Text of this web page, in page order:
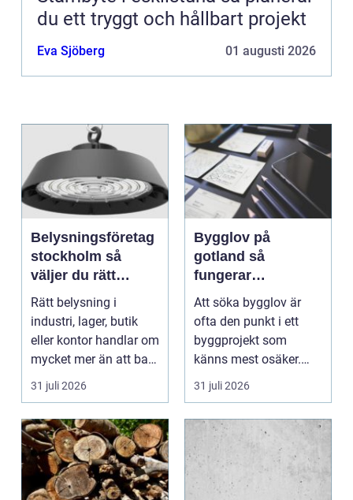
du ett tryggt och hållbart projekt
Eva Sjöberg 01 augusti 2026
Belysningsföretag
stockholm så
väljer du rätt
partner för
professionell
ljussättning
Rätt belysning i
industri, lager, butik
eller kontor handlar om
mycket mer än att bara
få det ljust....
31 juli 2026
Bygglov på
gotland så
fungerar
processen från idé
till godkänt beslut
Att söka bygglov är
ofta den punkt i ett
byggprojekt som
känns mest osäker.
Frågorna hopar sig:
vilk...
31 juli 2026